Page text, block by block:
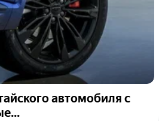
автомобиля с